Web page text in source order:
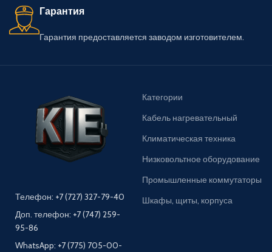
Гарантия
Гарантия предоставляется заводом изготовителем.
Телефон: +7 (727) 327-79-40
Доп. телефон: +7 (747) 259-
95-86
WhatsApp: +7 (775) 705-00-
Категории
Кабель нагревательный
Климатическая техника
Низковольтное оборудование
Промышленные коммутаторы
Шкафы, щиты, корпуса